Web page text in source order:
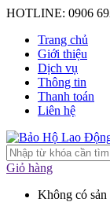
HOTLINE: 0906
Trang chủ
Giới thiệu
Dịch vụ
Thông tin
Thanh toán
Liên hệ
Giỏ hàng
Không có sản